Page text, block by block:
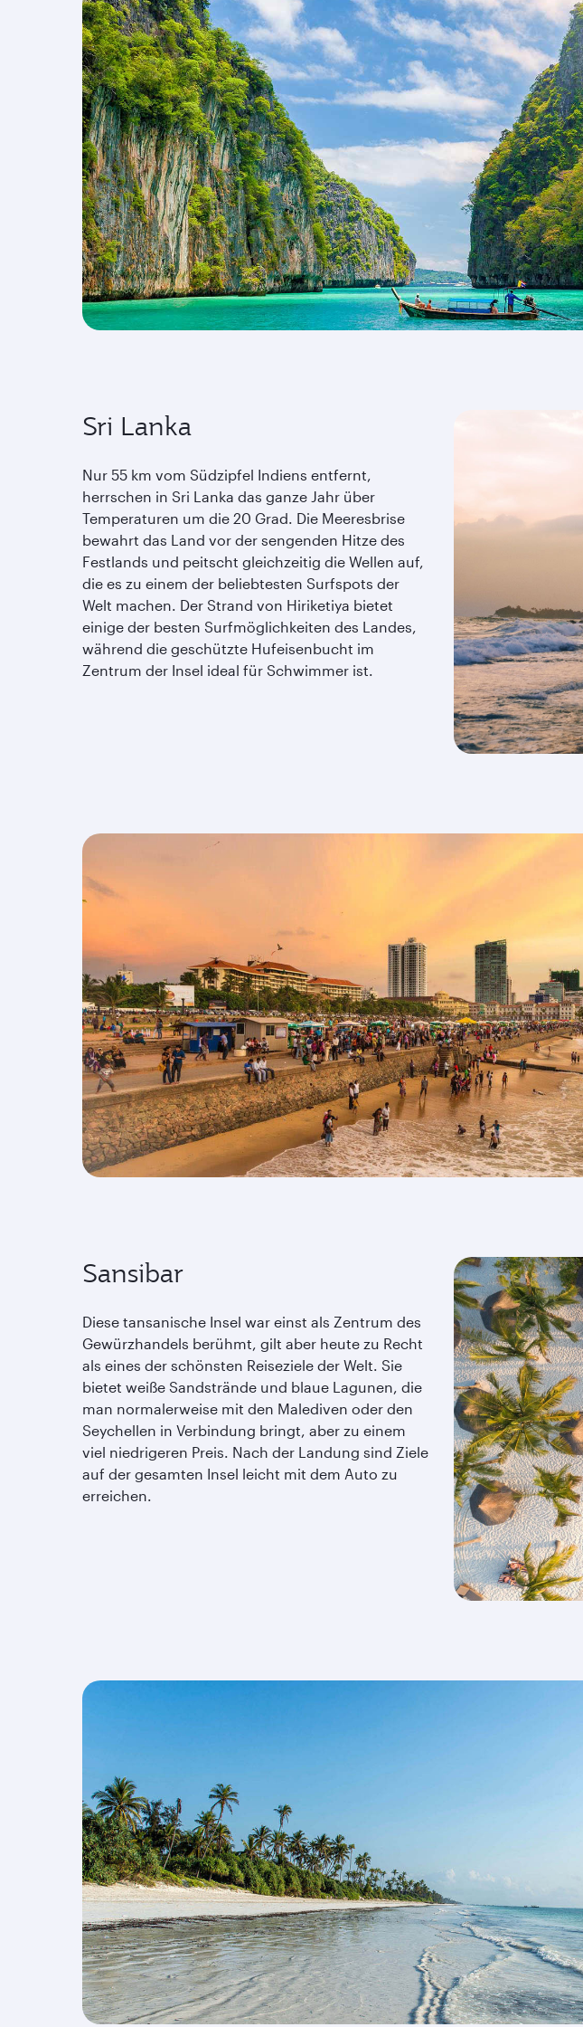
Sri Lanka
Nur 55 km vom Südzipfel Indiens entfernt,
herrschen in Sri Lanka das ganze Jahr über
Temperaturen um die 20 Grad. Die Meeresbrise
bewahrt das Land vor der sengenden Hitze des
Festlands und peitscht gleichzeitig die Wellen auf,
die es zu einem der beliebtesten Surfspots der
Welt machen. Der Strand von Hiriketiya bietet
einige der besten Surfmöglichkeiten des Landes,
während die geschützte Hufeisenbucht im
Zentrum der Insel ideal für Schwimmer ist.
Sansibar
Diese tansanische Insel war einst als Zentrum des
Gewürzhandels berühmt, gilt aber heute zu Recht
als eines der schönsten Reiseziele der Welt. Sie
bietet weiße Sandstrände und blaue Lagunen, die
man normalerweise mit den Malediven oder den
Seychellen in Verbindung bringt, aber zu einem
viel niedrigeren Preis. Nach der Landung sind Ziele
auf der gesamten Insel leicht mit dem Auto zu
erreichen.